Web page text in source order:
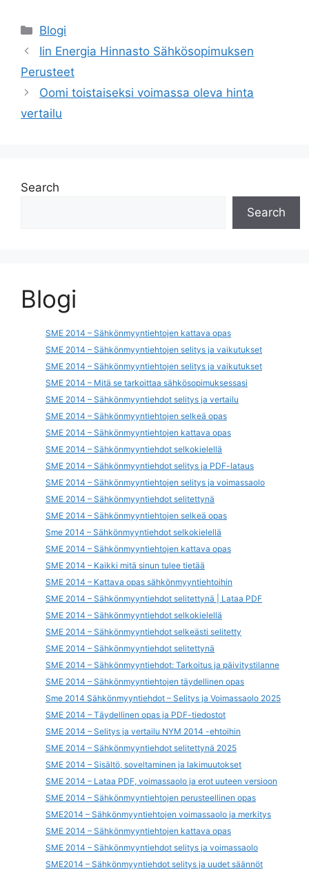
Categories
Blogi
Iin Energia Hinnasto Sähkösopimuksen
Perusteet
Oomi toistaiseksi voimassa oleva hinta
vertailu
Search
Search
Blogi
SME 2014 – Sähkönmyyntiehtojen kattava opas
SME 2014 – Sähkönmyyntiehtojen selitys ja vaikutukset
SME 2014 – Sähkönmyyntiehtojen selitys ja vaikutukset
SME 2014 – Mitä se tarkoittaa sähkösopimuksessasi
SME 2014 – Sähkönmyyntiehdot selitys ja vertailu
SME 2014 – Sähkönmyyntiehtojen selkeä opas
SME 2014 – Sähkönmyyntiehtojen kattava opas
SME 2014 – Sähkönmyyntiehdot selkokielellä
SME 2014 – Sähkönmyyntiehdot selitys ja PDF-lataus
SME 2014 – Sähkönmyyntiehtojen selitys ja voimassaolo
SME 2014 – Sähkönmyyntiehdot selitettynä
SME 2014 – Sähkönmyyntiehtojen selkeä opas
Sme 2014 – Sähkönmyyntiehdot selkokielellä
SME 2014 – Sähkönmyyntiehtojen kattava opas
SME 2014 – Kaikki mitä sinun tulee tietää
SME 2014 – Kattava opas sähkönmyyntiehtoihin
SME 2014 – Sähkönmyyntiehdot selitettynä | Lataa PDF
SME 2014 – Sähkönmyyntiehdot selkokielellä
SME 2014 – Sähkönmyyntiehdot selkeästi selitetty
SME 2014 – Sähkönmyyntiehdot selitettynä
SME 2014 – Sähkönmyyntiehdot: Tarkoitus ja päivitystilanne
SME 2014 – Sähkönmyyntiehtojen täydellinen opas
Sme 2014 Sähkönmyyntiehdot – Selitys ja Voimassaolo 2025
SME 2014 – Täydellinen opas ja PDF-tiedostot
SME 2014 – Selitys ja vertailu NYM 2014 -ehtoihin
SME 2014 – Sähkönmyyntiehdot selitettynä 2025
SME 2014 – Sisältö, soveltaminen ja lakimuutokset
SME 2014 – Lataa PDF, voimassaolo ja erot uuteen versioon
SME 2014 – Sähkönmyyntiehtojen perusteellinen opas
SME2014 – Sähkönmyyntiehtojen voimassaolo ja merkitys
SME 2014 – Sähkönmyyntiehtojen kattava opas
SME 2014 – Sähkönmyyntiehdot selitys ja voimassaolo
SME2014 – Sähkönmyyntiehdot selitys ja uudet säännöt